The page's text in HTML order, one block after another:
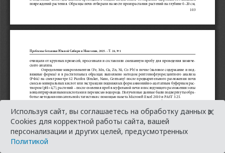
Используя сайт, вы соглашаетесь на обработку данных в
Cookies для корректной работы сайта, вашей
персонализации и других целей, предусмотренных
Политикой
×